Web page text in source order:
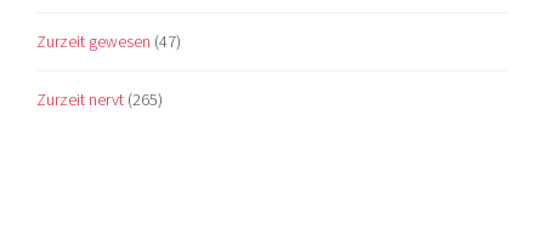
Zurzeit gewesen (47)
Zurzeit nervt (265)